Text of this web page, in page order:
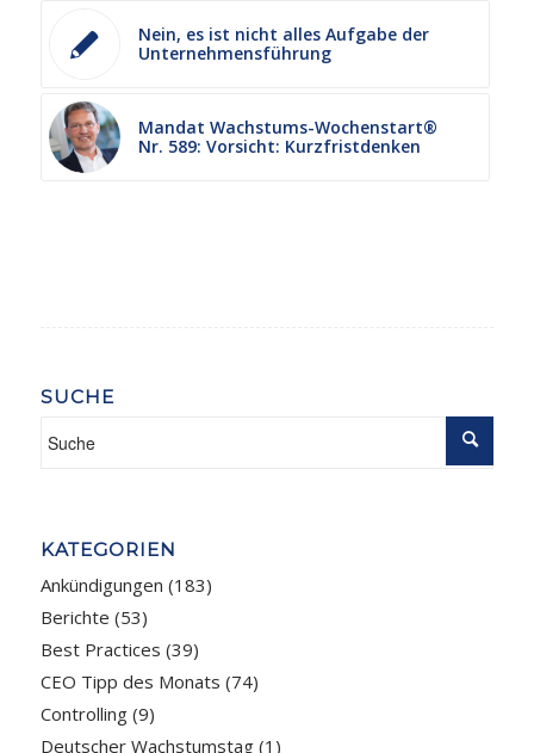
Nein, es ist nicht alles Aufgabe der
Unternehmensführung
Mandat Wachstums-Wochenstart®
Nr. 589: Vorsicht: Kurzfristdenken
SUCHE
KATEGORIEN
Ankündigungen (183)
Berichte (53)
Best Practices (39)
CEO Tipp des Monats (74)
Controlling(9)
Deutscher Wachstumstag(1)